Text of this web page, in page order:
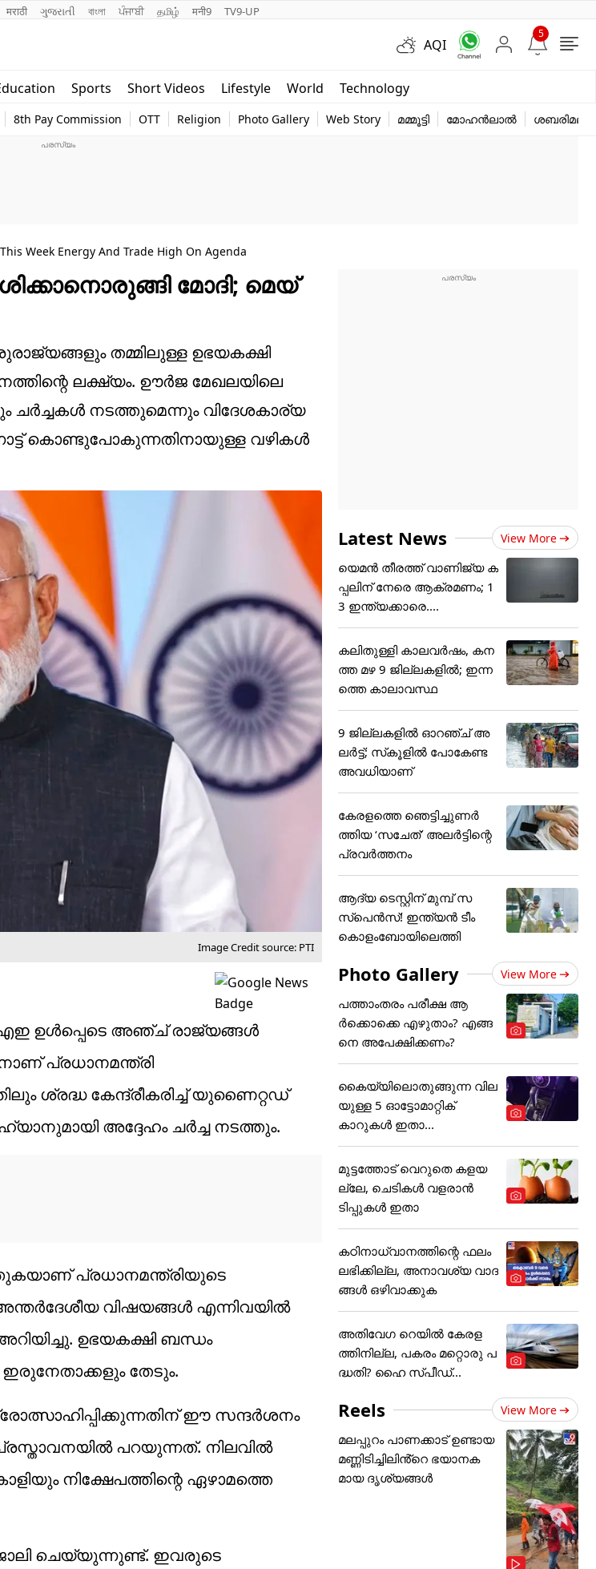
मराठी ગુજરાતી বাংলা ਪੰਜਾਬੀ தமிழ் मनी9 TV9-UP
AQI
5
Sports Short Videos Lifestyle World Technology
Web Story
8th Pay Commission OTT Religion Photo Gallery Web Story മമ്മൂട്ടി മോഹൻലാൽ ശബരിമല
Week Energy And Trade High On Agenda
മോദി; മെയ്
ഇരുരാജ്യങ്ങളും തമ്മിലുള്ള ഉഭയകക്ഷി
ലക്ഷ്യം. ഊര്‍ജ മേഖലയിലെ
നടത്തുമെന്നും വിദേശകാര്യ
കൊണ്ടുപോകുന്നതിനായുള്ള വഴികള്‍
Image Credit source: PTI
ഉള്‍പ്പെടെ അഞ്ച് രാജ്യങ്ങള്‍
പ്രധാനമന്ത്രി
ശ്രദ്ധ കേന്ദ്രീകരിച്ച് യുണൈറ്റഡ്
അദ്ദേഹം ചര്‍ച്ച നടത്തും.
പ്രധാനമന്ത്രിയുടെ
വിഷയങ്ങള്‍ എന്നിവയില്‍
ഉഭയകക്ഷി ബന്ധം
തേടും.
ഈ സന്ദര്‍ശനം
പറയുന്നത്. നിലവില്‍
നിക്ഷേപത്തിന്റെ ഏഴാമത്തെ
ചെയ്യുന്നുണ്ട്. ഇവരുടെ
Latest News View More
യെമൻ തീരത്ത് വാണിജ്യ ക
പ്പലിന് നേരെ ആക്രമണം; 1
3 ഇന്ത്യക്കാരെ....
കലിതുള്ളി കാലവർഷം, കന
ത്ത മഴ 9 ജില്ലകളിൽ; ഇന്ന
ത്തെ കാലാവസ്ഥ
9 ജില്ലകളില്‍ ഓറഞ്ച് അ
ലര്‍ട്ട്; സ്‌കൂളില്‍ പോകേണ്ട
അവധിയാണ്‌
കേരളത്തെ ഞെട്ടിച്ചുണർ
ത്തിയ ‘സചേത്’ അ‌ലർട്ടിന്റെ
പ്രവർത്തനം
ആദ്യ ടെസ്റ്റിന് മുമ്പ് സ
സ്‌പെന്‍സ്! ഇന്ത്യന്‍ ടീം
കൊളംബോയിലെത്തി
Photo Gallery View More
പത്താംതരം പരീക്ഷ ആ
ര്‍ക്കൊക്കെ എഴുതാം? എങ്ങ
നെ അപേക്ഷിക്കണം?
കൈയ്യിലൊതുങ്ങുന്ന വില
യുള്ള 5 ഓട്ടോമാറ്റിക്
കാറുകൾ ഇതാ...
മുട്ടത്തോട് വെറുതെ കളയ
ല്ലേ, ചെടികൾ വളരാൻ
ടിപ്പുകൾ ഇതാ
കഠിനാധ്വാനത്തിന്റെ ഫലം
ലഭിക്കില്ല, അനാവശ്യ വാദ
ങ്ങൾ ഒഴിവാക്കുക
അതിവേഗ റെയില്‍ കേരള
ത്തിനില്ല, പകരം മറ്റൊരു പ
ദ്ധതി? ഹൈ സ്പീഡ്...
Reels View More
മലപ്പുറം പാണക്കാട് ഉണ്ടായ
മണ്ണിടിച്ചിലിൻ്റെ ഭയാനക
മായ ദൃശ്യങ്ങൾ